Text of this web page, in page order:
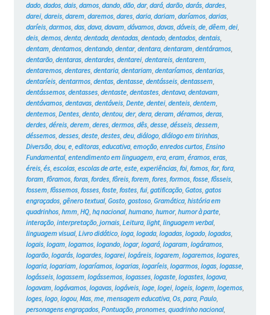
dado, dados, dais, damos, dando, dão, dar, dará, darão, darás, dardes,
darei, dareis, darem, daremos, dares, daria, dariam, daríamos, darias,
daríeis, darmos, das, dava, davam, dávamos, davas, dáveis, de, dêem, dei,
deis, demos, denta, dentada, dentadas, dentado, dentados, dentais,
dentam, dentamos, dentando, dentar, dentara, dentaram, dentáramos,
dentarão, dentaras, dentardes, dentarei, dentareis, dentarem,
dentaremos, dentares, dentaria, dentariam, dentaríamos, dentarias,
dentaríeis, dentarmos, dentas, dentasse, dentásseis, dentassem,
dentássemos, dentasses, dentaste, dentastes, dentava, dentavam,
dentávamos, dentavas, dentáveis, Dente, dentei, denteis, dentem,
dentemos, Dentes, dento, dentou, der, dera, deram, déramos, deras,
derdes, déreis, derem, deres, dermos, dês, desse, désseis, dessem,
déssemos, desses, deste, destes, deu, diálogo, diálogo em tirinhas,
Diversão, dou, e, editoras, educativa, emoção, enredos curtos, Ensino
Fundamental, entendimento em linguagem, era, eram, éramos, eras,
éreis, és, escolas, escolas de arte, este, experiências, foi, fomos, for, fora,
foram, fôramos, foras, fordes, fôreis, forem, fores, formos, fosse, fôsseis,
fossem, fôssemos, fosses, foste, fostes, fui, gatificação, Gatos, gatos
engraçados, gênero textual, Gosto, gostoso, Gramática, história em
quadrinhos, hmm, HQ, hq nacional, humano, humor, humor à parte,
interação, interpretação, jornais, Leitura, light, linguagem verbal,
linguagem visual, Livro didático, loga, logada, logadas, logado, logados,
logais, logam, logamos, logando, logar, logará, logaram, logáramos,
logarão, logarás, logardes, logarei, logáreis, logarem, logaremos, logares,
logaria, logariam, logaríamos, logarias, logaríeis, logarmos, logas, logasse,
logásseis, logassem, logássemos, logasses, logaste, logastes, logava,
logavam, logávamos, logavas, logáveis, loge, logei, logeis, logem, logemos,
loges, logo, logou, Mas, me, mensagem educativa, Os, para, Paulo,
personagens engraçados, Pontuação, pronomes, quadrinho nacional,